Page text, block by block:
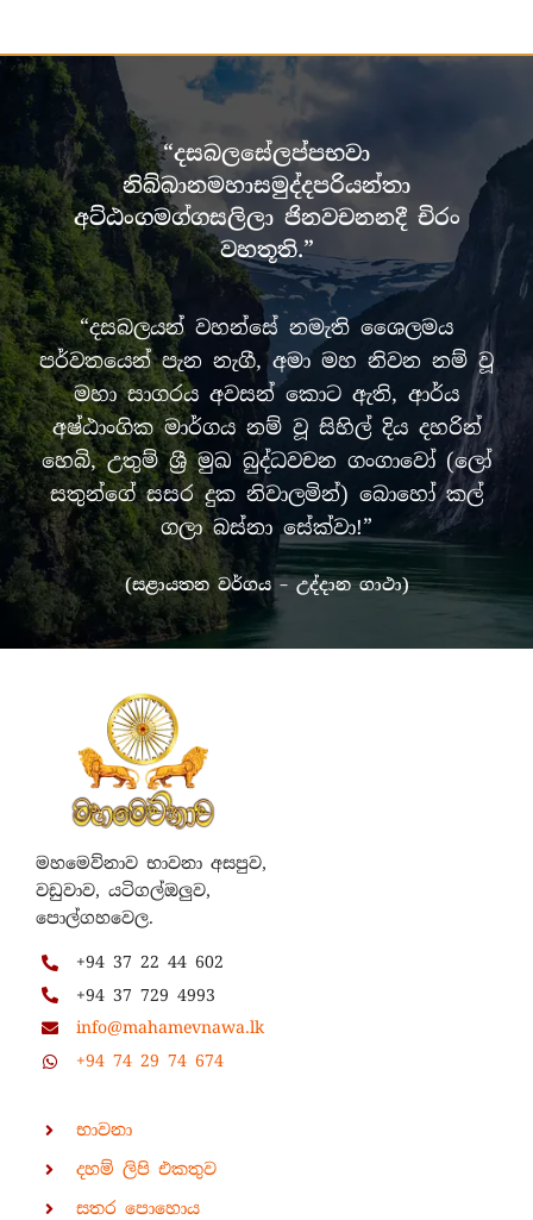
“දසබලසේලප්පභවා
නිබ්බානමහාසමුද්දපරියන්තා
අට්ඨංගමග්ගසලිලා ජිනවචනනදී චිරං
වහතූති.”
“දසබලයන් වහන්සේ නමැති ශෛලමය
පර්වතයෙන් පැන නැගී, අමා මහ නිවන නම් වූ
මහා සාගරය අවසන් කොට ඇති, ආර්ය
අෂ්ඨාංගික මාර්ගය නම් වූ සිහිල් දිය දහරින්
හෙබි, උතුම් ශ්‍රී මුඛ බුද්ධවචන ගංගාවෝ (ලෝ
සතුන්ගේ සසර දුක නිවාලමින්) බොහෝ කල්
ගලා බස්නා සේක්වා!”
(සළායතන වර්ගය – උද්දාන ගාථා)
මහමෙව්නාව භාවනා අසපුව,
වඩුවාව, යටිගල්ඔලුව,
පොල්ගහවෙල.
+94 37 22 44 602
+94 37 729 4993
info@mahamevnawa.lk
+94 74 29 74 674
භාවනා
දහම් ලිපි එකතුව
සතර පොහොය